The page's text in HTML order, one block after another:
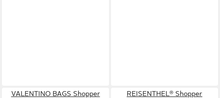
VALENTINO BAGS Shopper
REISENTHEL® Shopper